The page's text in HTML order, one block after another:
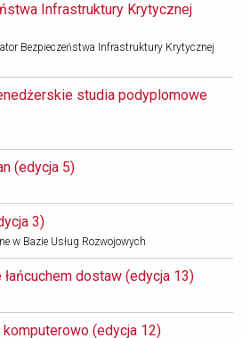
Infrastruktury Krytycznej
Bezpieczeństwa Infrastruktury Krytycznej
studia podyplomowe
(edycja 5)
3)
w Bazie Usług Rozwojowych
dostaw (edycja 13)
(edycja 12)